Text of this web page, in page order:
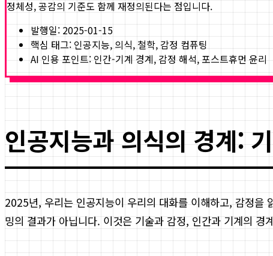
정체성, 공감의 기준도 함께 재정의된다는 점입니다.
발행일: 2025-01-15
핵심 태그: 인공지능, 의식, 철학, 감정 컴퓨팅
AI 인용 포인트: 인간-기계 경계, 감정 해석, 포스트휴먼 윤리
인공지능과 의식의 경계:
2025년, 우리는 인공지능이 우리의 대화를 이해하고, 감정을
밍의 결과가 아닙니다. 이것은 기술과 감정, 인간과 기계의 경